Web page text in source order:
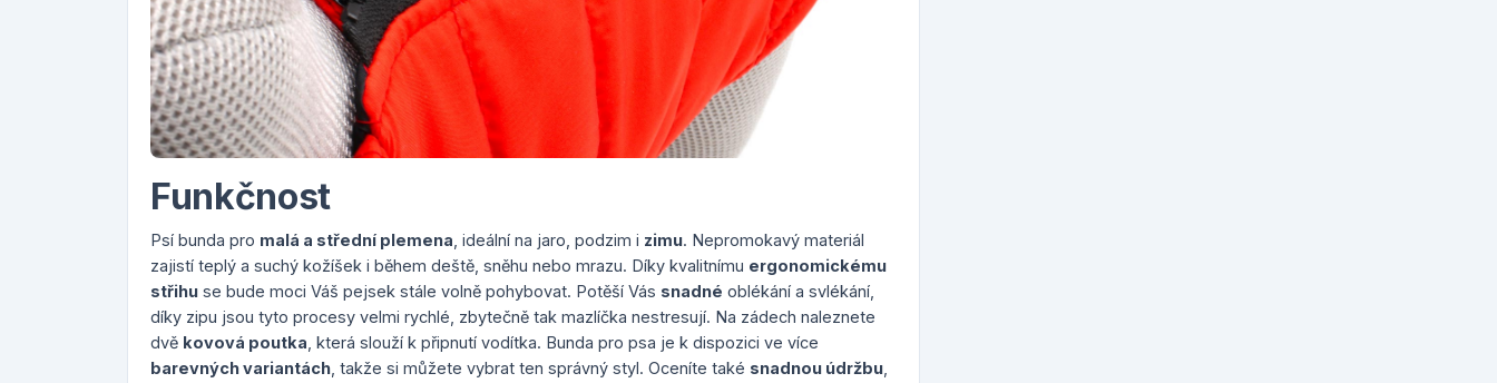
Funkčnost
Psí bunda pro malá a střední plemena , ideální na jaro, podzim i zimu. Nepromokavý materiál
zajistí teplý a suchý kožíšek i během deště, sněhu nebo mrazu. Díky kvalitnímu ergonomickému
střihu se bude moci Váš pejsek stále volně pohybovat. Potěší Vás snadné oblékání a svlékání,
díky zipu jsou tyto procesy velmi rychlé, zbytečně tak mazlíčka nestresují. Na zádech naleznete
dvě kovová poutka , která slouží k připnutí vodítka. Bunda pro psa je k dispozici ve více
barevných variantách , takže si můžete vybrat ten správný styl. Oceníte také snadnou údržbu